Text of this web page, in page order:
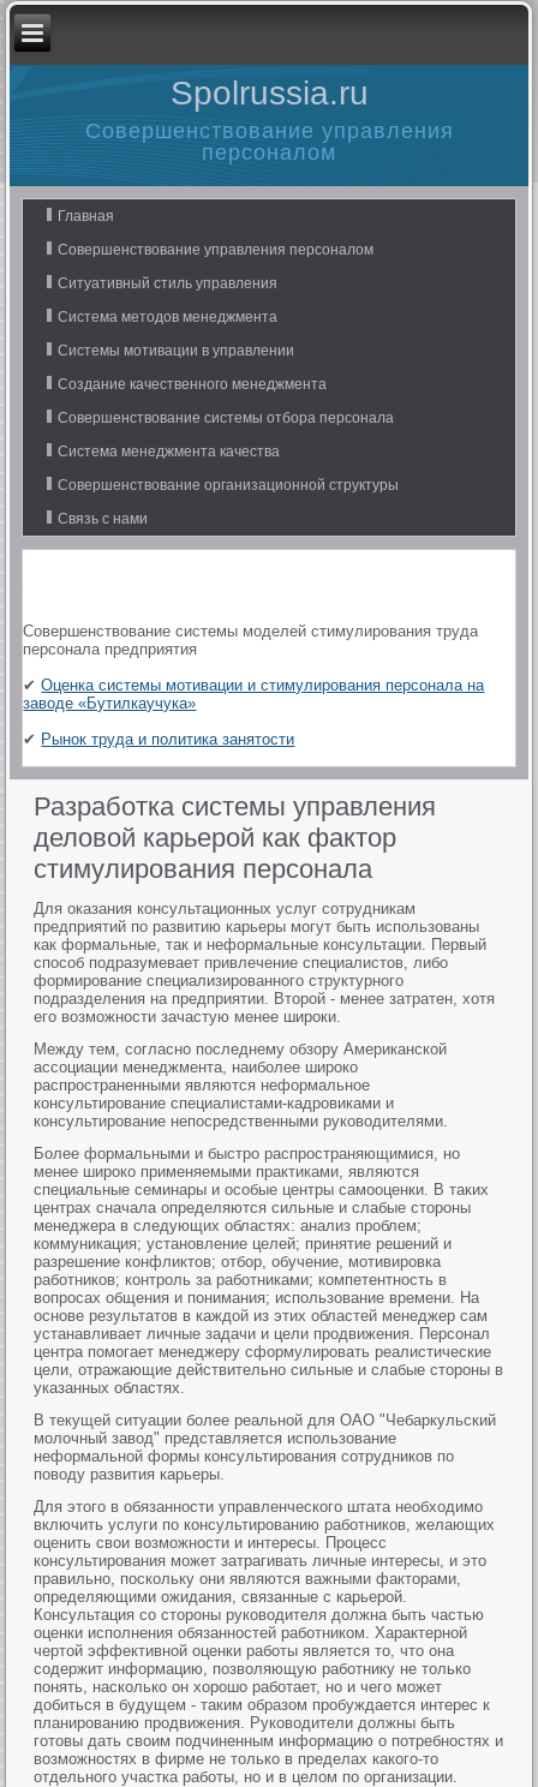
Spolrussia.ru
Совершенствование управления
персоналом
Главная
Совершенствование управления персоналом
Ситуативный стиль управления
Система методов менеджмента
Системы мотивации в управлении
Создание качественного менеджмента
Совершенствование системы отбора персонала
Система менеджмента качества
Совершенствование организационной структуры
Связь с нами
Совершенствование системы моделей стимулирования труда
персонала предприятия
✔Оценка системы мотивации и стимулирования персонала на
заводе «Бутилкаучука»
✔ Рынок труда и политика занятости
Разработка системы управления
деловой карьерой как фактор
стимулирования персонала
Для оказания консультационных услуг сотрудникам
предприятий по развитию карьеры могут быть использованы
как формальные, так и неформальные консультации. Первый
способ подразумевает привлечение специалистов, либо
формирование специализированного структурного
подразделения на предприятии. Второй - менее затратен, хотя
его возможности зачастую менее широки.
Между тем, согласно последнему обзору Американской
ассоциации менеджмента, наиболее широко
распространенными являются неформальное
консультирование специалистами-кадровиками и
консультирование непосредственными руководителями.
Более формальными и быстро распространяющимися, но
менее широко применяемыми практиками, являются
специальные семинары и особые центры самооценки. В таких
центрах сначала определяются сильные и слабые стороны
менеджера в следующих областях: анализ проблем;
коммуникация; установление целей; принятие решений и
разрешение конфликтов; отбор, обучение, мотивировка
работников; контроль за работниками; компетентность в
вопросах общения и понимания; использование времени. На
основе результатов в каждой из этих областей менеджер сам
устанавливает личные задачи и цели продвижения. Персонал
центра помогает менеджеру сформулировать реалистические
цели, отражающие действительно сильные и слабые стороны в
указанных областях.
В текущей ситуации более реальной для ОАО "Чебаркульский
молочный завод" представляется использование
неформальной формы консультирования сотрудников по
поводу развития карьеры.
Для этого в обязанности управленческого штата необходимо
включить услуги по консультированию работников, желающих
оценить свои возможности и интересы. Процесс
консультирования может затрагивать личные интересы, и это
правильно, поскольку они являются важными факторами,
определяющими ожидания, связанные с карьерой.
Консультация со стороны руководителя должна быть частью
оценки исполнения обязанностей работником. Характерной
чертой эффективной оценки работы является то, что она
содержит информацию, позволяющую работнику не только
понять, насколько он хорошо работает, но и чего может
добиться в будущем - таким образом пробуждается интерес к
планированию продвижения. Руководители должны быть
готовы дать своим подчиненным информацию о потребностях и
возможностях в фирме не только в пределах какого-то
отдельного участка работы, но и в целом по организации.